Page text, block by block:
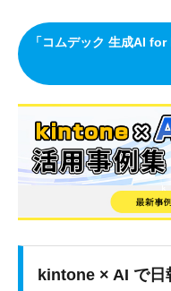
「コムデック 生成AI
kintone × AI で日